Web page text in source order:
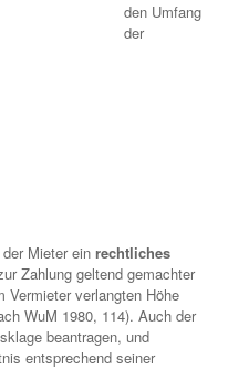
den Umfang
der
Mieter ein rechtliches
Zahlung geltend gemachter
Vermieter verlangten Höhe
WuM 1980, 114). Auch der
beantragen, und
entsprechend seiner